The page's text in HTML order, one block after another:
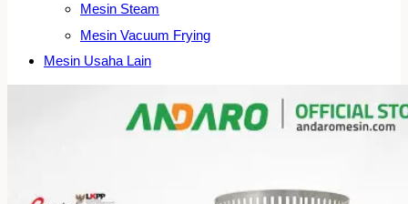
Mesin Steam
Mesin Vacuum Frying
Mesin Usaha Lain